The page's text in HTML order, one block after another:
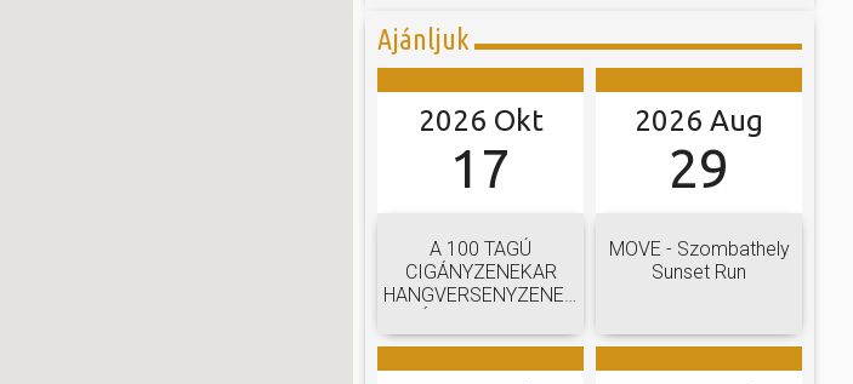
Ajánljuk
2026 Okt
17
A 100 TAGÚ
CIGÁNYZENEKAR
HANGVERSENYZENEKARI
2026 Aug
29
MOVE - Szombathely
Sunset Run